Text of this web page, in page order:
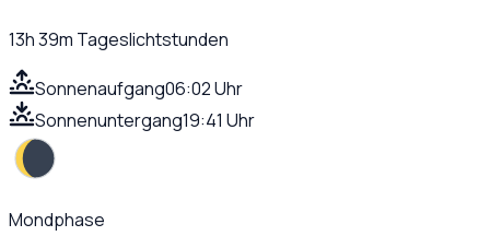
13h 39m Tageslichtstunden
Sonnenaufgang06:02 Uhr
Sonnenuntergang19:41 Uhr
Mondphase